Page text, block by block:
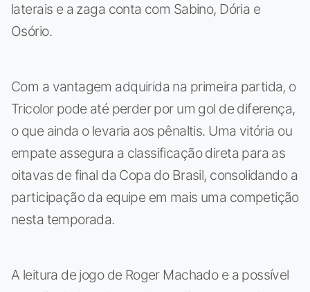
laterais e a zaga conta com Sabino, Dória e
Osório.
Com a vantagem adquirida na primeira partida, o
Tricolor pode até perder por um gol de diferença,
o que ainda o levaria aos pênaltis. Uma vitória ou
empate assegura a classificação direta para as
oitavas de final da Copa do Brasil, consolidando a
participação da equipe em mais uma competição
nesta temporada.
A leitura de jogo de Roger Machado e a possível